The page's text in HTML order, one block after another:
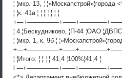
¦ ¦мкр. 13, ¦ ¦»Москапстрой»¦города
¦ ¦к. 41а ¦ ¦ ¦ ¦ ¦ ¦ ¦
+—+—————+——+————-
¦ 4.¦Бескудниково, ¦П-44 ¦ОАО ¦ДВПС
¦ ¦мкр. 1, к. 9б ¦
+—+—————+——+————-
¦ ¦Итого: ¦ ¦ ¦ ¦ 41,4 ¦100%¦41,4 ¦
L—+—————+——+————-